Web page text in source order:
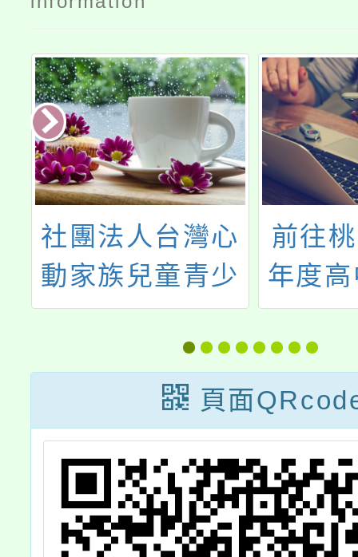
社團法人台灣心
動家族兒童青少
年關懷協會辦理
系列講座
前往
年度
會注意
專車、
頁面